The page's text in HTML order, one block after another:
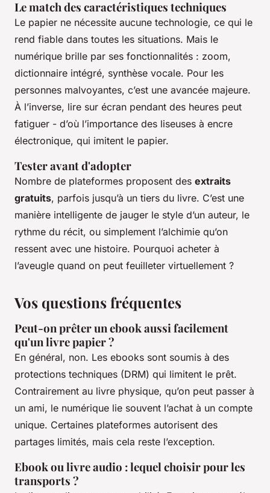
Le match des caractéristiques techniques
Le papier ne nécessite aucune technologie, ce qui le
rend fiable dans toutes les situations. Mais le
numérique brille par ses fonctionnalités : zoom,
dictionnaire intégré, synthèse vocale. Pour les
personnes malvoyantes, c’est une avancée majeure.
À l’inverse, lire sur écran pendant des heures peut
fatiguer - d’où l’importance des liseuses à encre
électronique, qui imitent le papier.
Tester avant d'adopter
Nombre de plateformes proposent des extraits
gratuits, parfois jusqu’à un tiers du livre. C’est une
manière intelligente de jauger le style d’un auteur, le
rythme du récit, ou simplement l’alchimie qu’on
ressent avec une histoire. Pourquoi acheter à
l’aveugle quand on peut feuilleter virtuellement ?
Vos questions fréquentes
Peut-on prêter un ebook aussi facilement
qu'un livre papier ?
En général, non. Les ebooks sont soumis à des
protections techniques (DRM) qui limitent le prêt.
Contrairement au livre physique, qu’on peut passer à
un ami, le numérique lie souvent l’achat à un compte
unique. Certaines plateformes autorisent des
partages limités, mais cela reste l’exception.
Ebook ou livre audio : lequel choisir pour les
transports ?